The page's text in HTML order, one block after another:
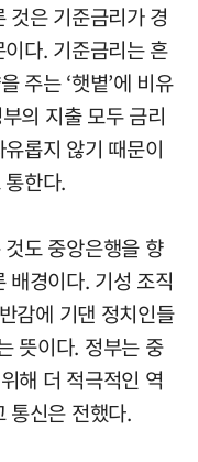
것은 기준금리가 경
다. 기준금리는 흔
주는 ‘햇볕’에 비유
의 지출 모두 금리
롭지 않기 때문이
한다.
도 중앙은행을 향
배경이다. 기성 조직
에 기댄 정치인들
뜻이다. 정부는 중
해 더 적극적인 역
통신은 전했다.